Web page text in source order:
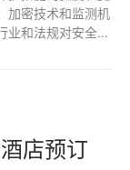
加密技术和监测机
业和法规对安全等
店预订